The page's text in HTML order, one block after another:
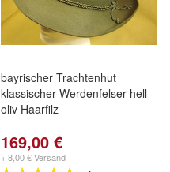
bayrischer Trachtenhut
klassischer Werdenfelser hell
oliv Haarfilz
169,00 €
+ 8,00 € Versand